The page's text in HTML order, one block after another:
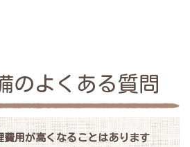
のよくある質問
費用が高くなることはあります